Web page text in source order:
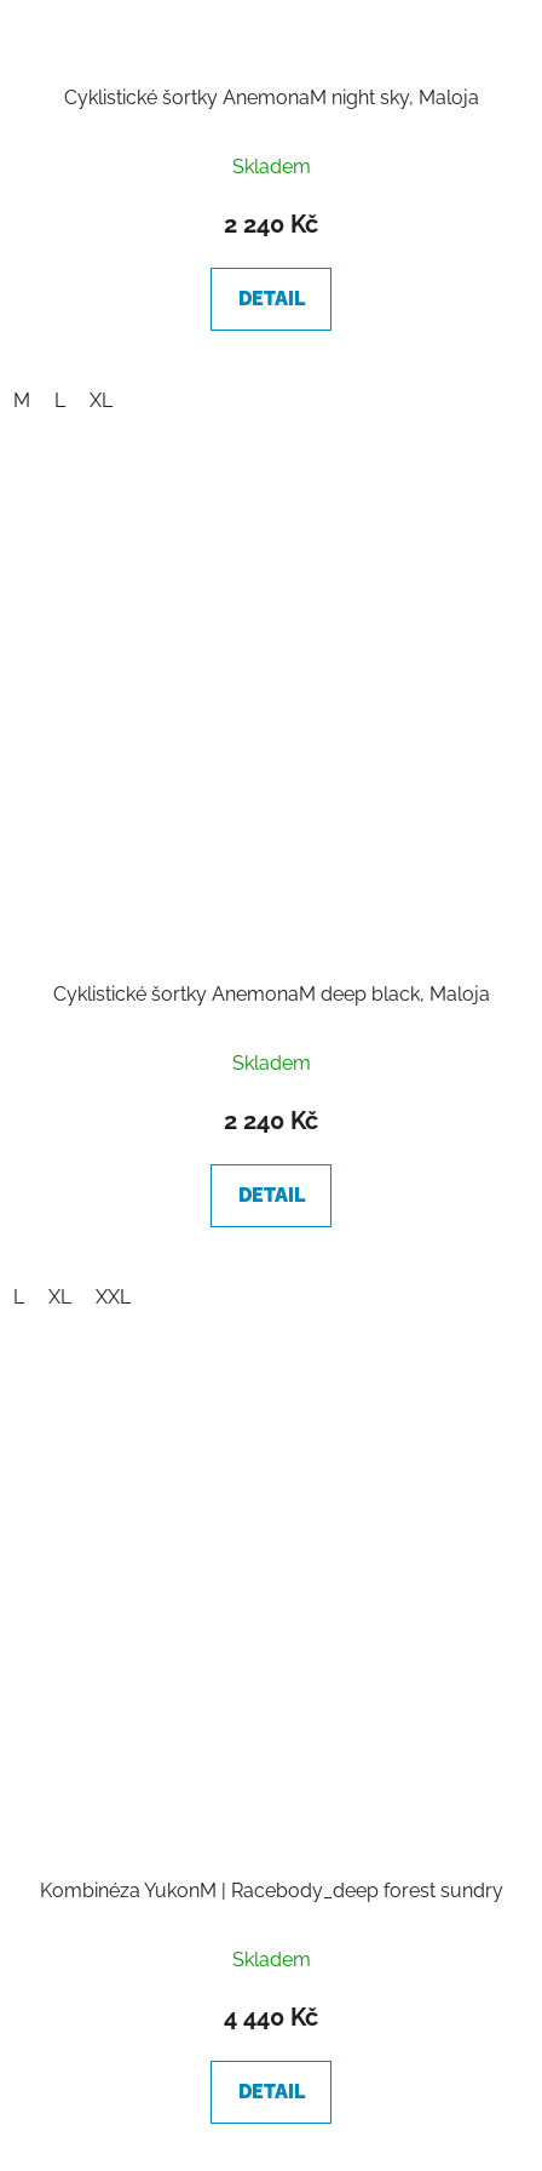
Cyklistické šortky AnemonaM night sky, Maloja
Skladem
2 240 Kč
DETAIL
M L XL
Cyklistické šortky AnemonaM deep black, Maloja
Skladem
2 240 Kč
DETAIL
L XL XXL
Kombinéza YukonM | Racebody_deep forest sundry
Skladem
4 440 Kč
DETAIL